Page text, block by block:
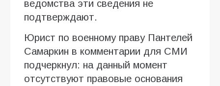
ведомства эти сведения не
подтверждают.
Юрист по военному праву Пантелей
Самаркин в комментарии для СМИ
подчеркнул: на данный момент
отсутствуют правовые основания